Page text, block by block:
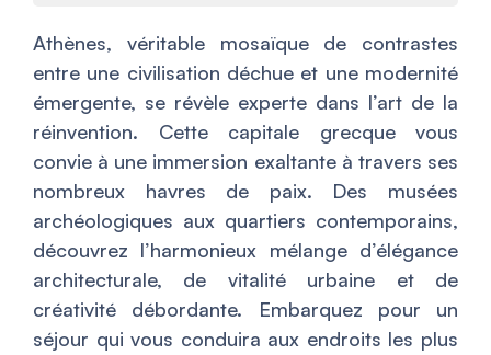
Athènes, véritable mosaïque de contrastes
entre une civilisation déchue et une modernité
émergente, se révèle experte dans l’art de la
réinvention. Cette capitale grecque vous
convie à une immersion exaltante à travers ses
nombreux havres de paix. Des musées
archéologiques aux quartiers contemporains,
découvrez l’harmonieux mélange d’élégance
architecturale, de vitalité urbaine et de
créativité débordante. Embarquez pour un
séjour qui vous conduira aux endroits les plus